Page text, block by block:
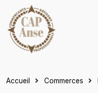
Accueil Commerces